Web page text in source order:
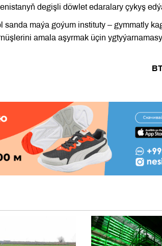
degişli döwlet edaralary çykyş
maýa goýum instituty – gymmatly
amala aşyrmak üçin